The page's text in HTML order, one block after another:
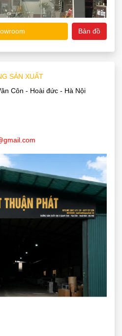
Bản đồ
SẢN XUẤT
Côn - Hoài đức - Hà Nội